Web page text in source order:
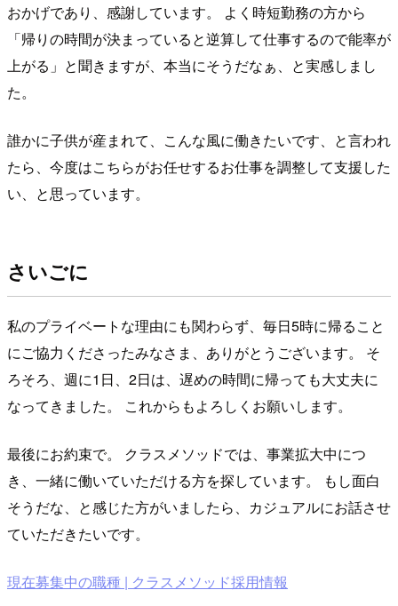
おかげであり、感謝しています。 よく時短勤務の方から
「帰りの時間が決まっていると逆算して仕事するので能率が
上がる」と聞きますが、本当にそうだなぁ、と実感しまし
た。
誰かに子供が産まれて、こんな風に働きたいです、と言われ
たら、今度はこちらがお任せするお仕事を調整して支援した
い、と思っています。
さいごに
私のプライベートな理由にも関わらず、毎日5時に帰ること
にご協力くださったみなさま、ありがとうございます。 そ
ろそろ、週に1日、2日は、遅めの時間に帰っても大丈夫に
なってきました。 これからもよろしくお願いします。
最後にお約束で。 クラスメソッドでは、事業拡大中につ
き、一緒に働いていただける方を探しています。 もし面白
そうだな、と感じた方がいましたら、カジュアルにお話させ
ていただきたいです。
現在募集中の職種 | クラスメソッド採用情報